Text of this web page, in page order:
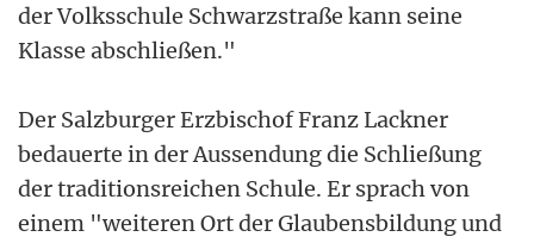
der Volksschule Schwarzstraße kann seine
Klasse abschließen."
Der Salzburger Erzbischof Franz Lackner
bedauerte in der Aussendung die Schließung
der traditionsreichen Schule. Er sprach von
einem "weiteren Ort der Glaubensbildung und